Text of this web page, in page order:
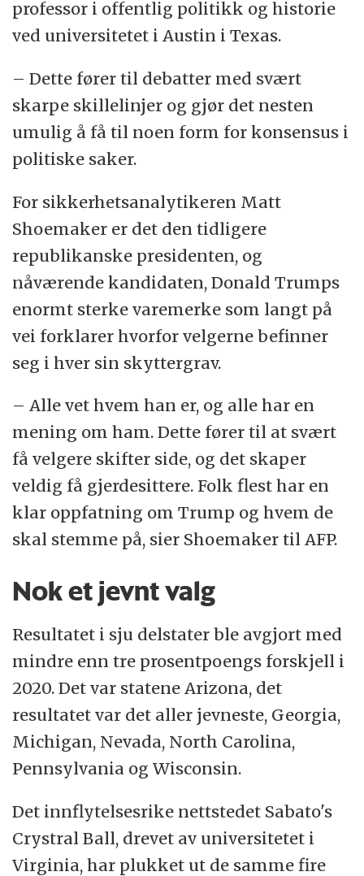
professor i offentlig politikk og historie
ved universitetet i Austin i Texas.
– Dette fører til debatter med svært
skarpe skillelinjer og gjør det nesten
umulig å få til noen form for konsensus i
politiske saker.
For sikkerhetsanalytikeren Matt
Shoemaker er det den tidligere
republikanske presidenten, og
nåværende kandidaten, Donald Trumps
enormt sterke varemerke som langt på
vei forklarer hvorfor velgerne befinner
seg i hver sin skyttergrav.
– Alle vet hvem han er, og alle har en
mening om ham. Dette fører til at svært
få velgere skifter side, og det skaper
veldig få gjerdesittere. Folk flest har en
klar oppfatning om Trump og hvem de
skal stemme på, sier Shoemaker til AFP.
Nok et jevnt valg
Resultatet i sju delstater ble avgjort med
mindre enn tre prosentpoengs forskjell i
2020. Det var statene Arizona, det
resultatet var det aller jevneste, Georgia,
Michigan, Nevada, North Carolina,
Pennsylvania og Wisconsin.
Det innflytelsesrike nettstedet Sabato's
Crystral Ball, drevet av universitetet i
Virginia, har plukket ut de samme fire